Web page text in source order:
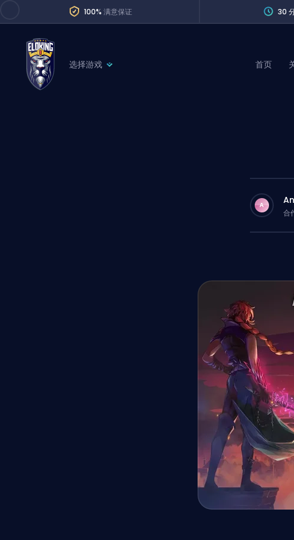
100% 满意保证 30
选择游戏 首页
A
合